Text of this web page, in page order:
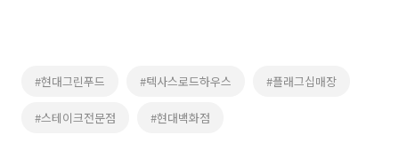
#현대그린푸드 #텍사스로드하우스 #플래그십매장
#스테이크전문점 #현대백화점